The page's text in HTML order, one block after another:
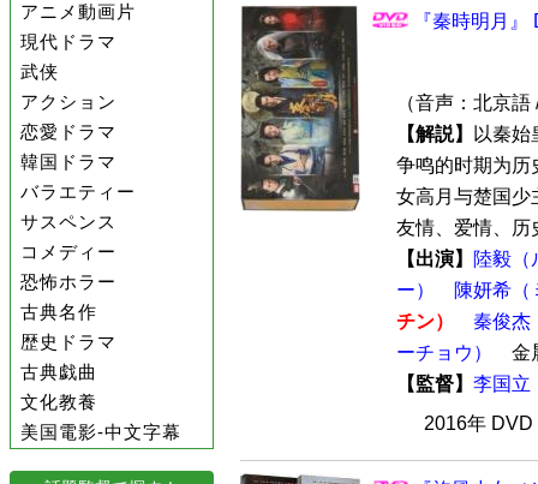
アニメ動画片
現代ドラマ
武侠
アクション
恋愛ドラマ
韓国ドラマ
バラエティー
サスペンス
コメディー
恐怖ホラー
古典名作
歴史ドラマ
古典戯曲
文化教養
美国電影-中文字幕
『秦時明月
（音声：北京
【解説】
以秦
争鸣的时期为历
女高月与楚国少
友情、爱情、历
【出演】
陸毅（
ー）
陳妍希（
チン）
秦俊杰
ーチョウ）
【監督】 李国立
2016年